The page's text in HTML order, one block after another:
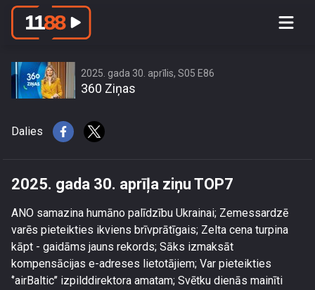
2025. gada 30. aprīlis, S05 E86
360 Ziņas
Dalies
2025. gada 30. aprīļa ziņu TOP7
ANO samazina humāno palīdzību Ukrainai; Zemessardzē
varēs pieteikties ikviens brīvprātīgais; Zelta cena turpina
kāpt - gaidāms jauns rekords; Sāks izmaksāt
kompensācijas e-adreses lietotājiem; Var pieteikties
‘’airBaltic’’ izpilddirektora amatam; Svētku dienās mainīti